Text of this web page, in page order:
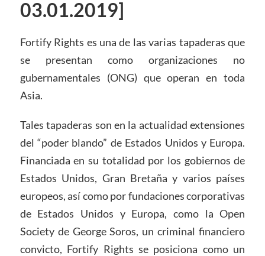
03.01.2019]
Fortify Rights es una de las varias tapaderas que
se presentan como organizaciones no
gubernamentales (ONG) que operan en toda
Asia.
Tales tapaderas son en la actualidad extensiones
del “poder blando” de Estados Unidos y Europa.
Financiada en su totalidad por los gobiernos de
Estados Unidos, Gran Bretaña y varios países
europeos, así como por fundaciones corporativas
de Estados Unidos y Europa, como la Open
Society de George Soros, un criminal financiero
convicto, Fortify Rights se posiciona como un